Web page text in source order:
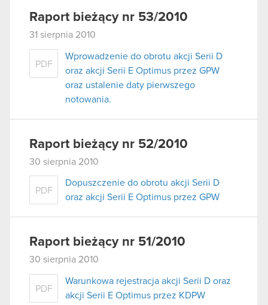
Raport bieżący nr 53/2010
31 sierpnia 2010
PDF
Wprowadzenie do obrotu akcji Serii D
oraz akcji Serii E Optimus przez GPW
oraz ustalenie daty pierwszego
notowania.
Raport bieżący nr 52/2010
30 sierpnia 2010
PDF
Dopuszczenie do obrotu akcji Serii D
oraz akcji Serii E Optimus przez GPW
Raport bieżący nr 51/2010
30 sierpnia 2010
PDF
Warunkowa rejestracja akcji Serii D oraz
akcji Serii E Optimus przez KDPW